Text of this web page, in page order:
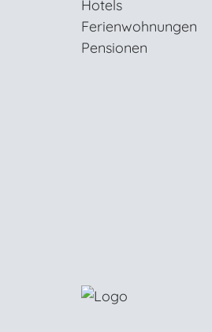
Hotels
Ferienwohnungen
Pensionen